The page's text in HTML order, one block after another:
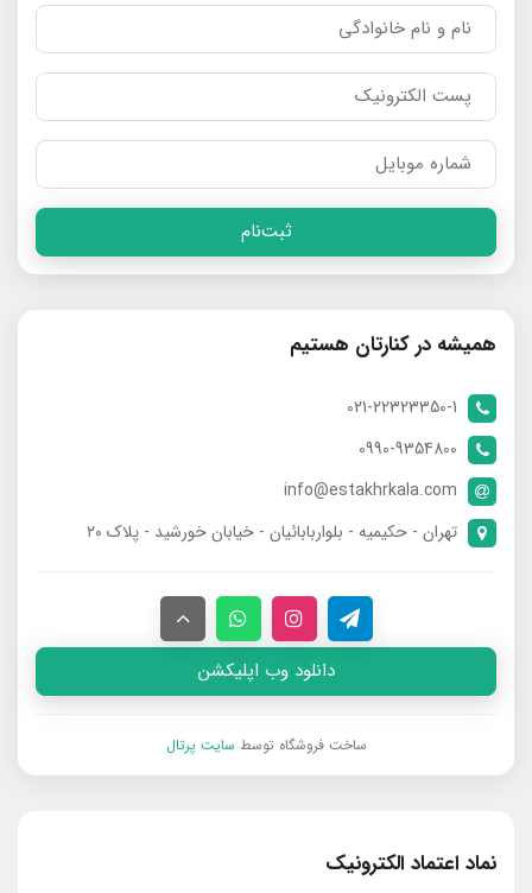
ثبت‌نام
همیشه در کنارتان هستیم
021-22323350-1
0990-9354800
info@estakhrkala.com
تهران - حکیمیه - بلواربابائیان - خیابان خورشید - پلاک ۲۰
دانلود وب اپلیکشن
ساخت فروشگاه توسط سایت پرتال
نماد اعتماد الکترونیک